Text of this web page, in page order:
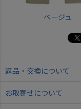
ベージュ
返品・交換について
お取寄せについて